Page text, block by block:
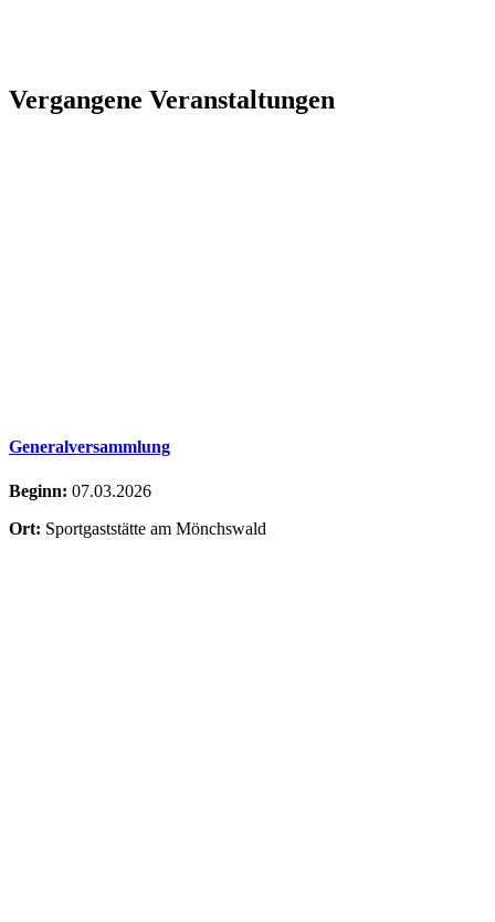
Vergangene Veranstaltungen
Generalversammlung
Beginn: 07.03.2026
Ort: Sportgaststätte am Mönchswald